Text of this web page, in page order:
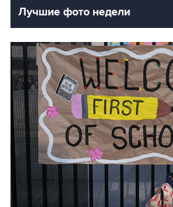
Лучшие фото недели